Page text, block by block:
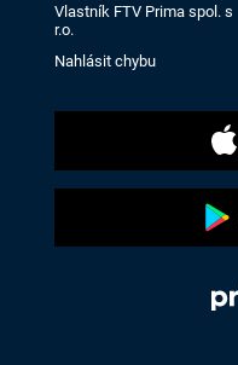
Vlastník FTV Prima spol. s
r.o.
Nahlásit chybu